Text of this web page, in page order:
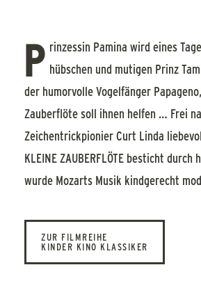
P rinzessin Pamina wird eines
hübschen und mutigen Prinz
der humorvolle Vogelfänger
Zauberflöte soll ihnen helfen … Frei
Zeichentrickpionier Curt Linda
KLEINE ZAUBERFLÖTE besticht
wurde Mozarts Musik kindgerecht
ZUR FILMREIHE
KINDER KINO KLASSIKER